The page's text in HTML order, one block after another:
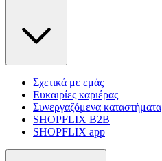
Σχετικά με εμάς
Ευκαιρίες καριέρας
Συνεργαζόμενα καταστήματα
SHOPFLIX B2B
SHOPFLIX app